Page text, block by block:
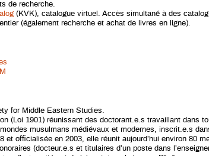
de recherche.
(KVK), catalogue virtuel. Accès simultané à des
(également recherche et achat de livres en ligne).
for Middle Eastern Studies.
(Loi 1901) réunissant des doctorant.e.s travaillant dans
musulmans médiévaux et modernes, inscrit.e.s
et officialisée en 2003, elle réunit aujourd’hui environ 80
(docteur.e.s et titulaires d’un poste dans